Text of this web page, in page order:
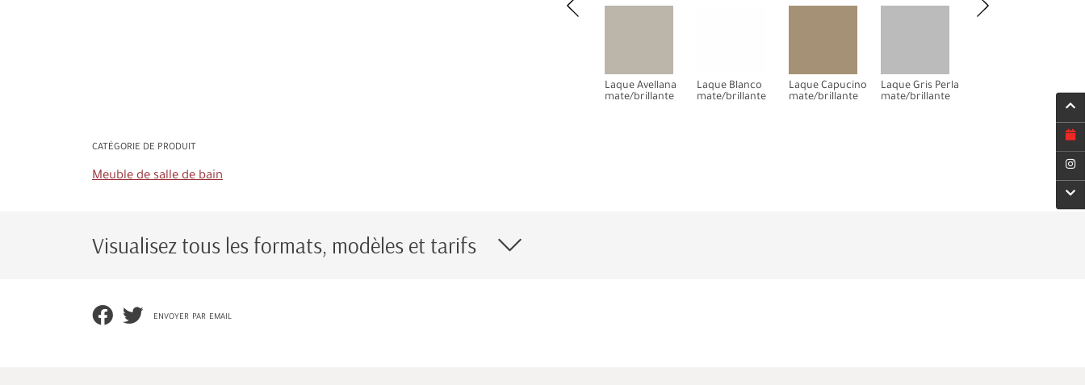
Laque Avellana
mate/brillante
Laque Blanco
mate/brillante
Laque Capucino
mate/brillante
Laque Gris Perla
mate/brillante
CATÉGORIE DE PRODUIT
Meuble de salle de bain
Visualisez tous les formats, modèles et tarifs
envoyer par email